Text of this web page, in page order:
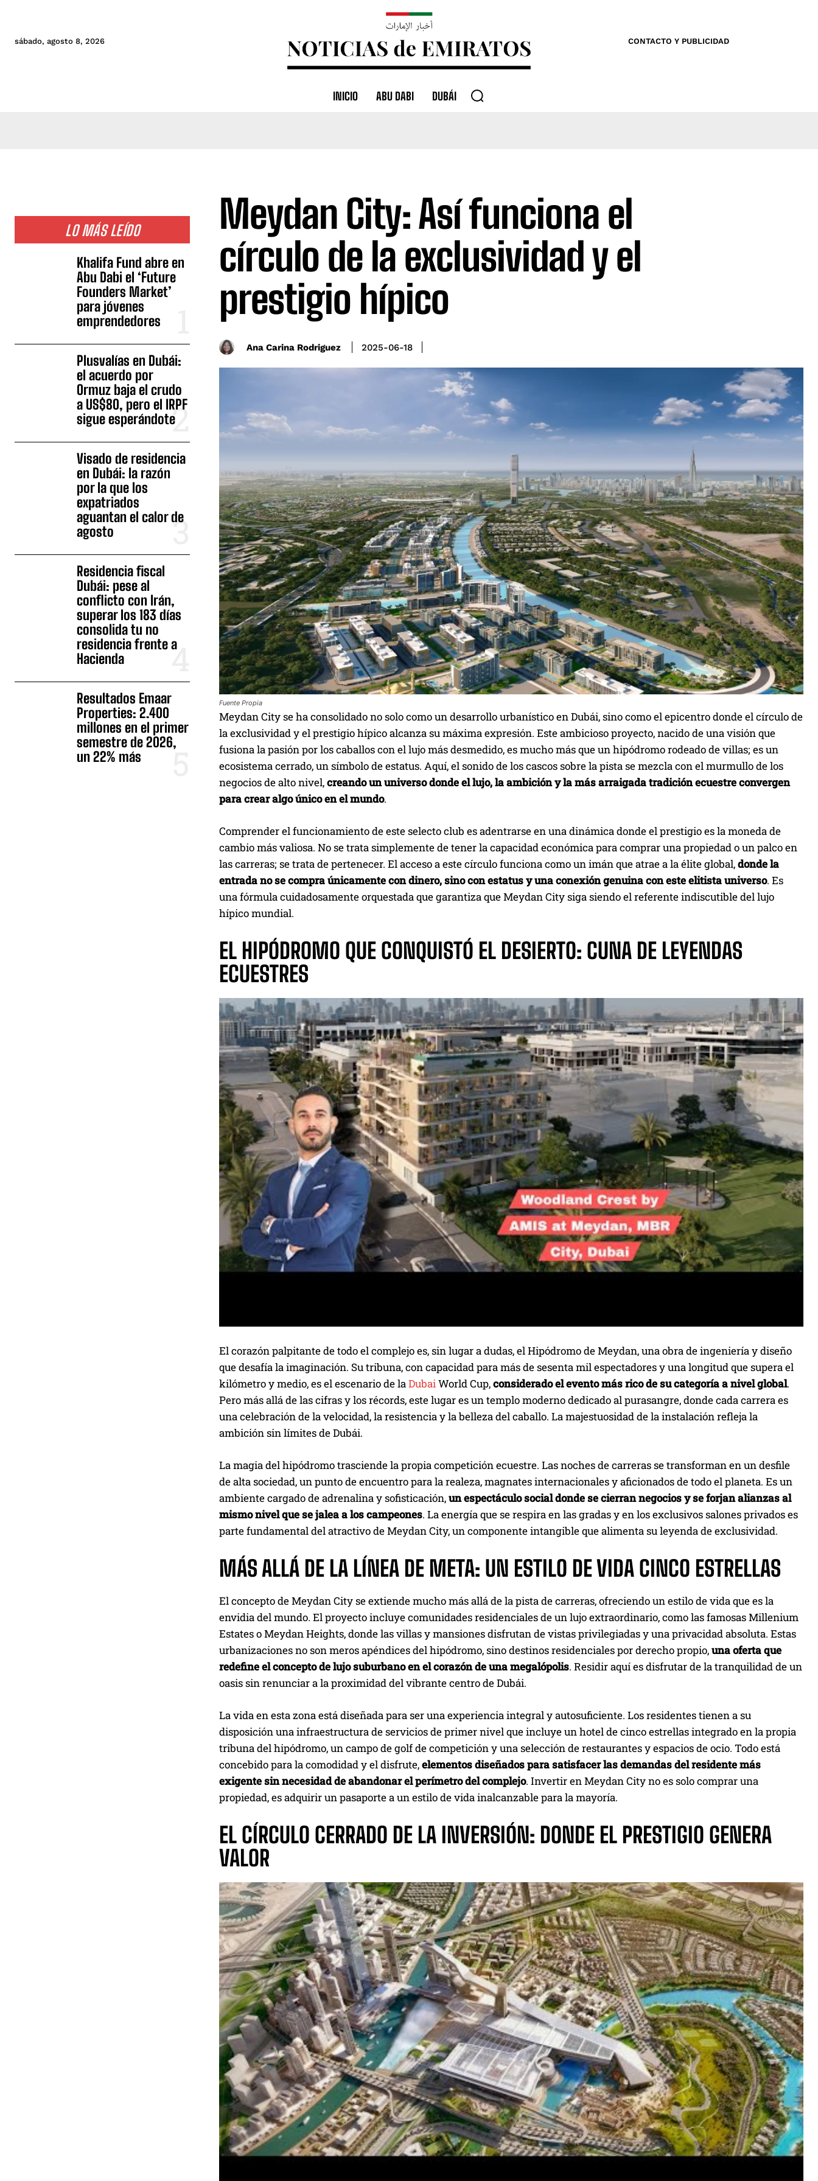
sábado, agosto 8, 2026 CONTACTO Y PUBLICIDAD
INICIO ABU DABI DUBÁI
LO MÁS LEÍDO
Khalifa Fund abre en
Abu Dabi el ‘Future
Founders Market’
para jóvenes
emprendedores
Plusvalías en Dubái:
el acuerdo por
Ormuz baja el crudo
a US$80, pero el IRPF
sigue esperándote
Visado de residencia
en Dubái: la razón
por la que los
expatriados
aguantan el calor de
agosto
Residencia fiscal
Dubái: pese al
conflicto con Irán,
superar los 183 días
consolida tu no
residencia frente a
Hacienda
Resultados Emaar
Properties: 2.400
millones en el primer
semestre de 2026,
un 22% más
Meydan City: Así funciona el
círculo de la exclusividad y el
prestigio hípico
Ana Carina Rodriguez 2025-06-18
Fuente Propia
Meydan City se ha consolidado no solo como un desarrollo urbanístico en Dubái, sino como el epicentro donde el círculo de
la exclusividad y el prestigio hípico alcanza su máxima expresión. Este ambicioso proyecto, nacido de una visión que
fusiona la pasión por los caballos con el lujo más desmedido, es mucho más que un hipódromo rodeado de villas; es un
ecosistema cerrado, un símbolo de estatus. Aquí, el sonido de los cascos sobre la pista se mezcla con el murmullo de los
negocios de alto nivel,creando un universo donde el lujo, la ambición y la más arraigada tradición ecuestre convergen
para crear algo único en el mundo.
Comprender el funcionamiento de este selecto club es adentrarse en una dinámica donde el prestigio es la moneda de
cambio más valiosa. No se trata simplemente de tener la capacidad económica para comprar una propiedad o un palco en
las carreras; se trata de pertenecer. El acceso a este círculo funciona como un imán que atrae a la élite global,donde la
entrada no se compra únicamente con dinero, sino con estatus y una conexión genuina con este elitista universo. Es
una fórmula cuidadosamente orquestada que garantiza que Meydan City siga siendo el referente indiscutible del lujo
hípico mundial.
EL HIPÓDROMO QUE CONQUISTÓ EL DESIERTO: CUNA DE LEYENDAS
ECUESTRES
El corazón palpitante de todo el complejo es, sin lugar a dudas, el Hipódromo de Meydan, una obra de ingeniería y diseño
que desafía la imaginación. Su tribuna, con capacidad para más de sesenta mil espectadores y una longitud que supera el
kilómetro y medio, es el escenario de laDubaiWorld Cup,considerado el evento más rico de su categoría a nivel global.
Pero más allá de las cifras y los récords, este lugar es un templo moderno dedicado al purasangre, donde cada carrera es
una celebración de la velocidad, la resistencia y la belleza del caballo. La majestuosidad de la instalación refleja la
ambición sin límites de Dubái.
La magia del hipódromo trasciende la propia competición ecuestre. Las noches de carreras se transforman en un desfile
de alta sociedad, un punto de encuentro para la realeza, magnates internacionales y aficionados de todo el planeta. Es un
ambiente cargado de adrenalina y sofisticación,un espectáculo social donde se cierran negocios y se forjan alianzas al
mismo nivel que se jalea a los campeones. La energía que se respira en las gradas y en los exclusivos salones privados es
parte fundamental del atractivo de Meydan City, un componente intangible que alimenta su leyenda de exclusividad.
MÁS ALLÁ DE LA LÍNEA DE META: UN ESTILO DE VIDA CINCO ESTRELLAS
El concepto de Meydan City se extiende mucho más allá de la pista de carreras, ofreciendo un estilo de vida que es la
envidia del mundo. El proyecto incluye comunidades residenciales de un lujo extraordinario, como las famosas Millenium
Estates o Meydan Heights, donde las villas y mansiones disfrutan de vistas privilegiadas y una privacidad absoluta. Estas
urbanizaciones no son meros apéndices del hipódromo, sino destinos residenciales por derecho propio,una oferta que
redefine el concepto de lujo suburbano en el corazón de una megalópolis. Residir aquí es disfrutar de la tranquilidad de un
oasis sin renunciar a la proximidad del vibrante centro de Dubái.
La vida en esta zona está diseñada para ser una experiencia integral y autosuficiente. Los residentes tienen a su
disposición una infraestructura de servicios de primer nivel que incluye un hotel de cinco estrellas integrado en la propia
tribuna del hipódromo, un campo de golf de competición y una selección de restaurantes y espacios de ocio. Todo está
concebido para la comodidad y el disfrute,elementos diseñados para satisfacer las demandas del residente más
exigente sin necesidad de abandonar el perímetro del complejo. Invertir en Meydan City no es solo comprar una
propiedad, es adquirir un pasaporte a un estilo de vida inalcanzable para la mayoría.
EL CÍRCULO CERRADO DE LA INVERSIÓN: DONDE EL PRESTIGIO GENERA
VALOR